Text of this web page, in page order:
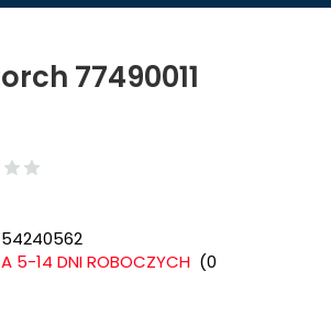
77490011
5-14 DNI ROBOCZYCH (0